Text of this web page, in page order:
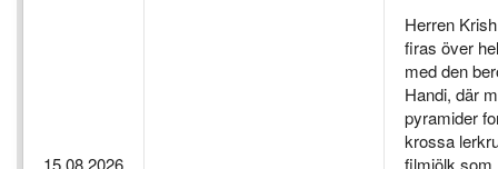
Herren
firas över
med den
Handi, där
pyramider
krossa